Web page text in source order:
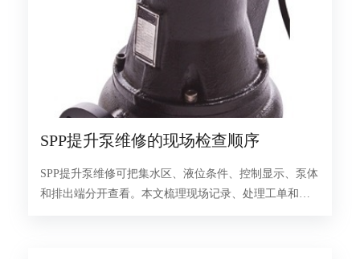
SPP提升泵维修的现场检查顺序
SPP提升泵维修可把集水区、液位条件、控制显示、泵体
和排出端分开查看。本文梳理现场记录、处理工单和复